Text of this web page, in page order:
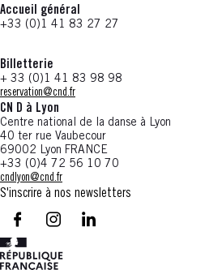
Accueil général
+33 (0)1 41 83 27 27
Billetterie
+ 33 (0)1 41 83 98 98
reservation@cnd.fr
CN D à Lyon
Centre national de la danse à Lyon
40 ter rue Vaubecour
69002 Lyon FRANCE
+33 (0)4 72 56 10 70
cndlyon@cnd.fr
S'inscrire à nos newsletters
facebook - CN D - Nouvelle fenêtre
instagram - CN D - Nouvelle fenêtre
LinkedIn - CN D - Nouvelle